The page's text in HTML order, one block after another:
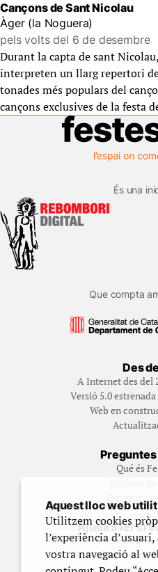
Cançons de Sant Nicolau
Àger (la Noguera)
pels volts del 6 de desembre
Durant la capta de sant
interpreten un llarg repertori
tonades més populars del
cançons exclusives de la festa
És una
Que compta
Des
A Internet des del
Versió 5.0
Web en
Qué és
Qui
Ajuda a fer
Feste’n
Subscriu-t’hi/
Aquest lloc web
Utilitzem cookies
l’experiència
vostra navegació al